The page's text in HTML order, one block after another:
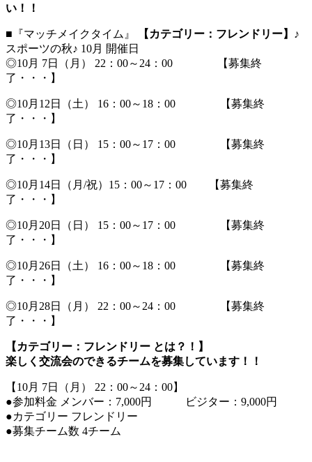
い！！
■『マッチメイクタイム』 【カテゴリー：フレンドリー】 ♪
スポーツの秋♪ 10月 開催日
◎10月 7日（月） 22：00～24：00 【募集終
了・・・】
◎10月12日（土） 16：00～18：00 【募集終
了・・・】
◎10月13日（日） 15：00～17：00 【募集終
了・・・】
◎10月14日（月/祝）15：00～17：00 【募集終
了・・・】
◎10月20日（日） 15：00～17：00 【募集終
了・・・】
◎10月26日（土） 16：00～18：00 【募集終
了・・・】
◎10月28日（月） 22：00～24：00 【募集終
了・・・】
【カテゴリー：フレンドリー とは？！】
楽しく交流会のできるチームを募集しています！！
【10月 7日（月） 22：00～24：00】
●参加料金 メンバー：7,000円 ビジター：9,000円
●カテゴリー フレンドリー
●募集チーム数 4チーム